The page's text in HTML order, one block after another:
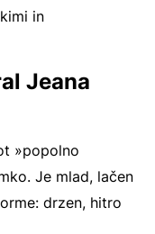
in
Jeana
»popolno
Je mlad, lačen
drzen, hitro